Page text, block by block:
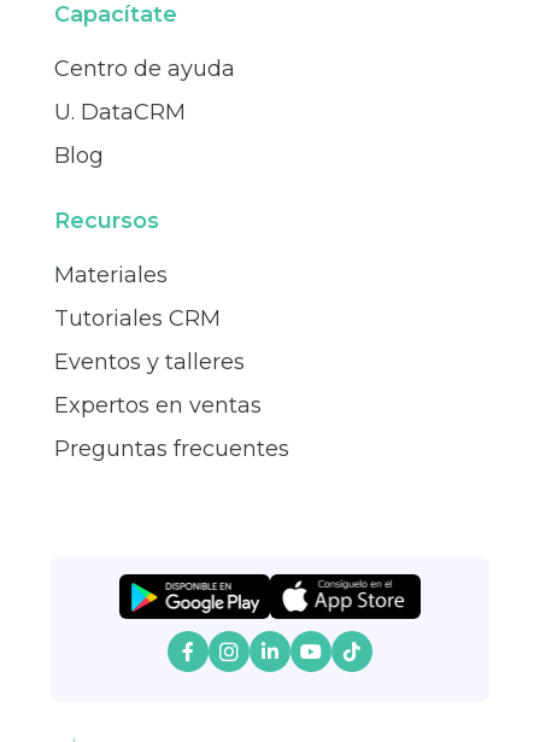
Capacítate
Centro de ayuda
U. DataCRM
Blog
Recursos
Materiales
Tutoriales CRM
Eventos y talleres
Expertos en ventas
Preguntas frecuentes